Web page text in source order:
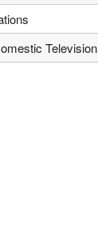
Television